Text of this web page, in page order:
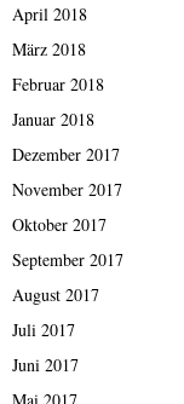
April 2018
März 2018
Februar 2018
Januar 2018
Dezember 2017
November 2017
Oktober 2017
September 2017
August 2017
Juli 2017
Juni 2017